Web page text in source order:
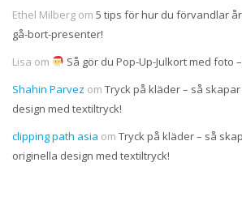
Ethel Milberg om 5 tips för hur du förvandlar
gå-bort-presenter!
Lisa om
Så gör du Pop-Up-Julkort med foto –
Shahin Parvez om Tryck på kläder – så
design med textiltryck!
clipping path asia om Tryck på kläder – så
originella design med textiltryck!